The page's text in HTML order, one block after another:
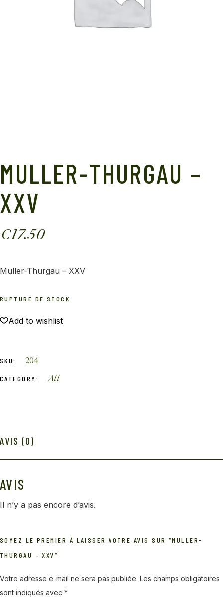
MULLER-THURGAU –
XXV
€17.50
Muller-Thurgau – XXV
RUPTURE DE STOCK
Add to wishlist
SKU: 204
CATEGORY: All
AVIS (0)
AVIS
Il n’y a pas encore d’avis.
SOYEZ LE PREMIER À LAISSER VOTRE AVIS SUR “MULLER-
THURGAU – XXV”
Votre adresse e-mail ne sera pas publiée. Les champs obligatoires
sont indiqués avec *